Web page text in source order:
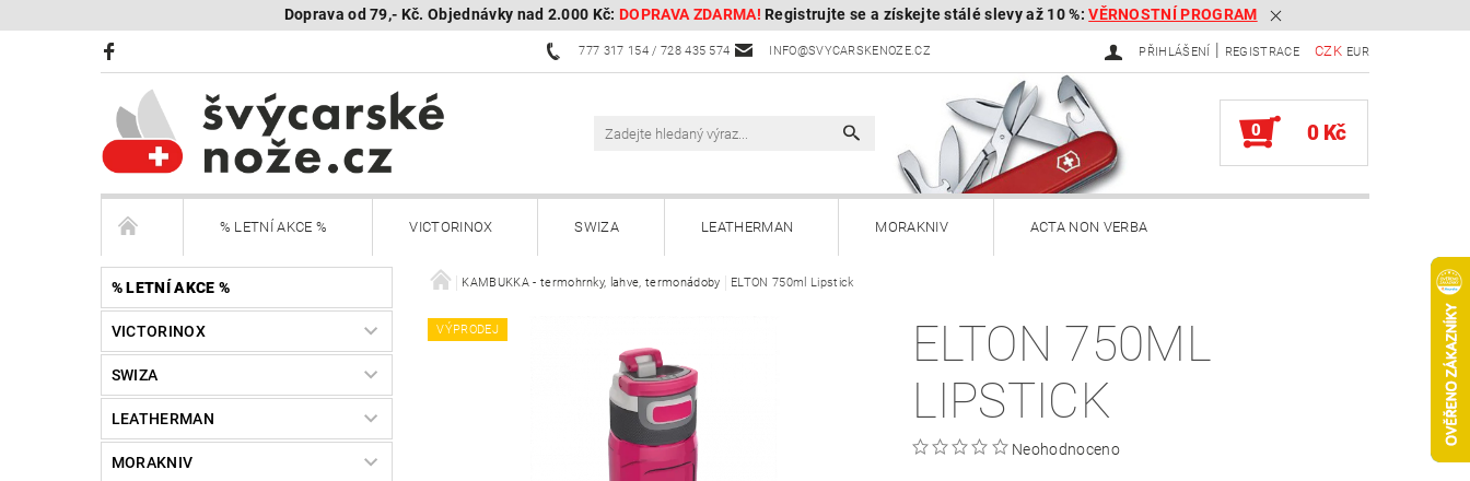
Doprava od 79,- Kč. Objednávky nad 2.000 Kč: DOPRAVA ZDARMA! Registrujte se a získejte stálé slevy až 10 %:VĚRNOSTNÍ PROGRAM
777 317 154 / 728 435 574 INFO@SVYCARSKENOZE.CZ CZK EUR
PŘIHLÁŠENÍ | REGISTRACE
0 0 Kč
% LETNÍ AKCE % VICTORINOX SWIZA LEATHERMAN MORAKNIV ACTA NON VERBA
BÖKER Limited BÖKER - sestav si nůž HULTAFORS - Švédské sekery HUSQVARNA - Švédské sekery
KAMBUKKA - termohrnky, lahve, termonádoby Brousky na kapesní nože
Další nože Peněženky Victorinox Příslušenství Služby
SEGWAY NAVIMOW - robotické sekačky ROBOROCK-robotické sekačky Vrácení, výměna zboží, reklamace
% LETNÍ AKCE %
VICTORINOX
SWIZA
LEATHERMAN
MORAKNIV
KAMBUKKA - termohrnky, lahve, termonádoby ELTON 750ml Lipstick
VÝPRODEJ
ELTON 750ML
LIPSTICK
Neohodnoceno